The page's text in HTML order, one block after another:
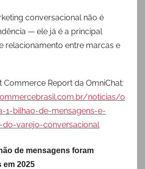
conversacional não é
— ele já é a principal
relacionamento entre marcas e
Commerce Report da OmniChat:
noticias/o
1-bilhao-de-mensagens-e-
do-varejo-conversacional
de mensagens foram
em 2025